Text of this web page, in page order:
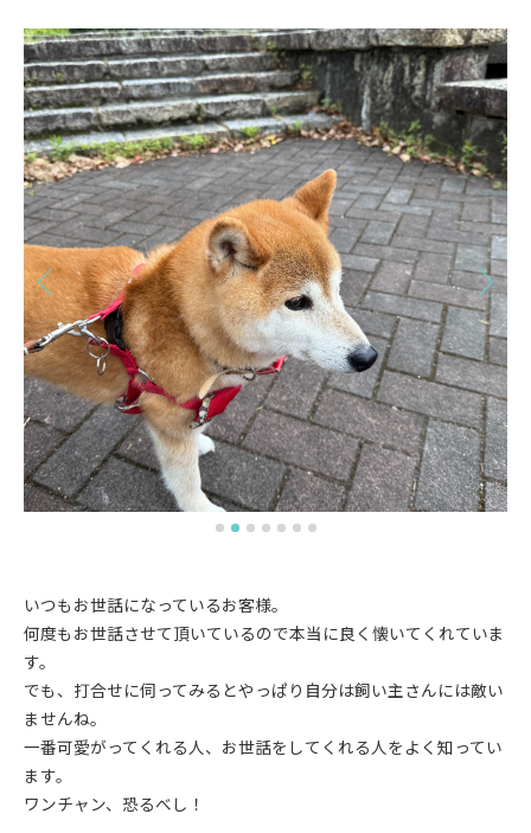
いつもお世話になっているお客様。
何度もお世話させて頂いているので本当に良く懐いてくれていま
す。
でも、打合せに伺ってみるとやっぱり自分は飼い主さんには敵い
ませんね。
一番可愛がってくれる人、お世話をしてくれる人をよく知ってい
ます。
ワンチャン、恐るべし！